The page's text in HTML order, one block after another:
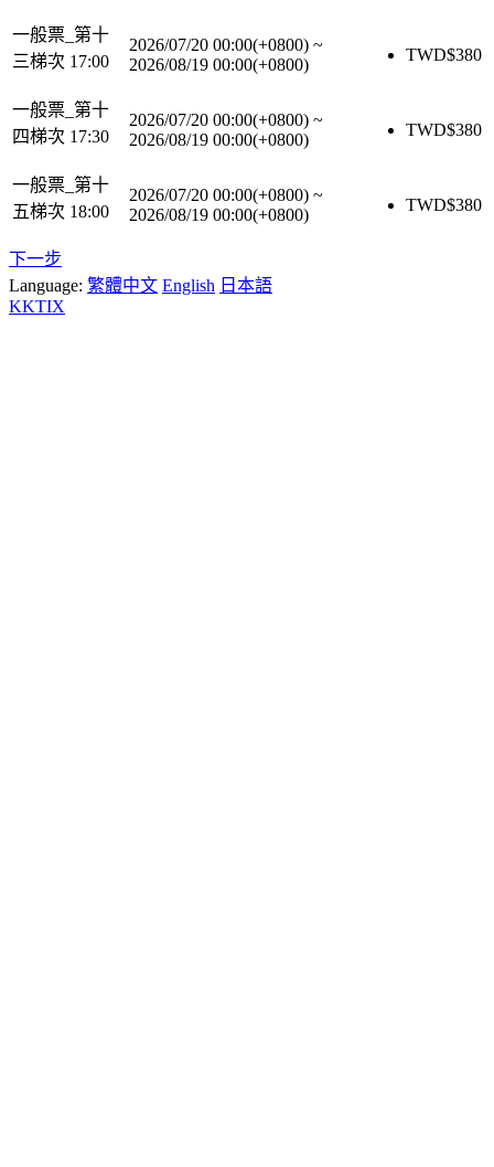
一般票_第十
三梯次 17:00
2026/07/20 00:00(+0800) ~
2026/08/19 00:00(+0800)
TWD$380
一般票_第十
四梯次 17:30
2026/07/20 00:00(+0800) ~
2026/08/19 00:00(+0800)
TWD$380
一般票_第十
五梯次 18:00
2026/07/20 00:00(+0800) ~
2026/08/19 00:00(+0800)
TWD$380
下一步
Language: 繁體中文 English 日本語
KKTIX